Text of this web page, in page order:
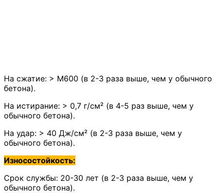
На сжатие: > М600 (в 2-3 раза выше, чем у обычного
бетона).
На истирание: > 0,7 г/см² (в 4-5 раз выше, чем у
обычного бетона).
На удар: > 40 Дж/см² (в 2-3 раза выше, чем у
обычного бетона).
Износостойкость:
Срок службы: 20-30 лет (в 2-3 раза выше, чем у
обычного бетона).